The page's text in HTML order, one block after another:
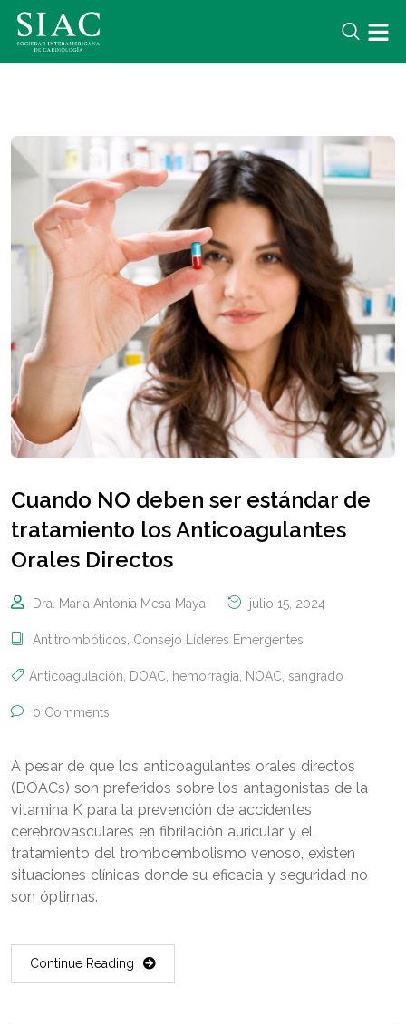
Cuando NO deben ser estándar de
tratamiento los Anticoagulantes
Orales Directos
Dra. Maria Antonia Mesa Maya julio 15, 2024
Antitrombóticos, Consejo Líderes Emergentes
Anticoagulación, DOAC, hemorragia, NOAC, sangrado
0 Comments
A pesar de que los anticoagulantes orales directos
(DOACs) son preferidos sobre los antagonistas de la
vitamina K para la prevención de accidentes
cerebrovasculares en fibrilación auricular y el
tratamiento del tromboembolismo venoso, existen
situaciones clínicas donde su eficacia y seguridad no
son óptimas.
Continue Reading